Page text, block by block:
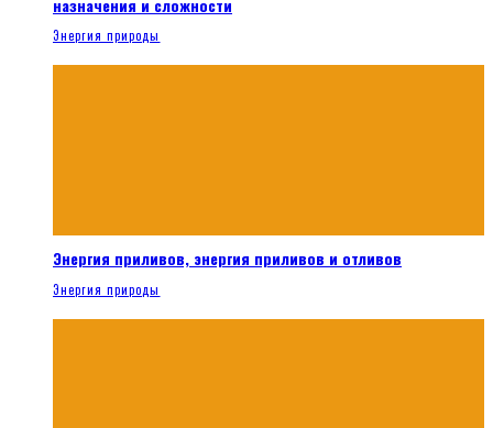
назначения и сложности
Энергия природы
Энергия приливов, энергия приливов и отливов
Энергия природы